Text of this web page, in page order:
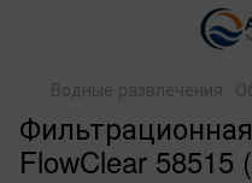
Водные развлечения
FlowClear 58515